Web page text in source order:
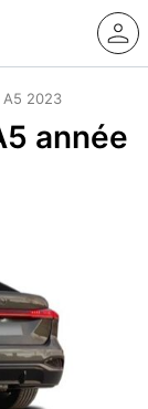
A5 2023
année